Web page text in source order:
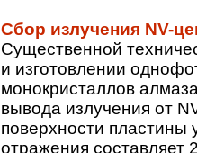
Сбор излучения NV-
Существенной
и изготовлении
монокристаллов
вывода излучения от
поверхности пластины
отражения составляет